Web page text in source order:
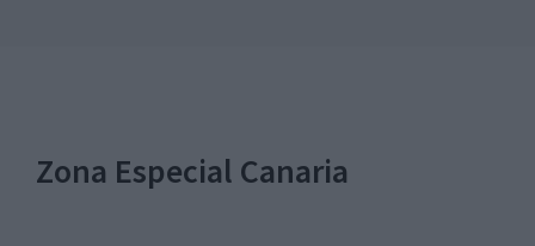
Zona Especial Canaria